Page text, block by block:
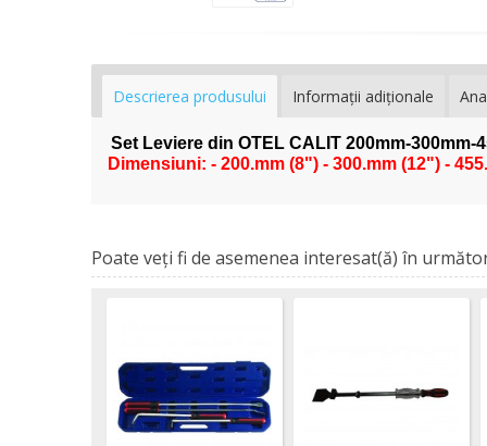
Descrierea produsului Informaţii adiţionale
Set Leviere din OTEL CALIT 200mm-300mm-
Dimensiuni: - 200.mm (8") - 300.mm (12") -
Poate veţi fi de asemenea interesat(ă) în